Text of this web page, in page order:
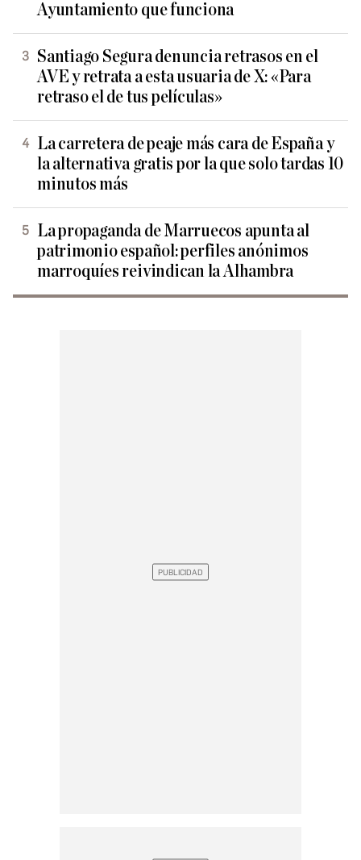
Ayuntamiento que funciona
Santiago Segura denuncia retrasos en el
AVE y retrata a esta usuaria de X: «Para
retraso el de tus películas»
La carretera de peaje más cara de España y
la alternativa gratis por la que solo tardas 10
minutos más
La propaganda de Marruecos apunta al
patrimonio español: perfiles anónimos
marroquíes reivindican la Alhambra